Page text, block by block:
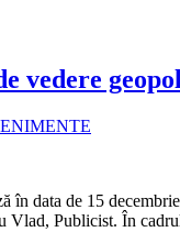
vedere
data de 15
Publicist. În